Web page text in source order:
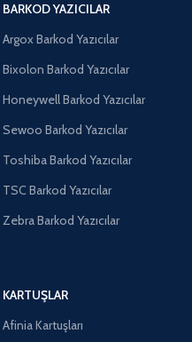
BARKOD YAZICILAR
Argox Barkod Yazıcılar
Bixolon Barkod Yazıcılar
Honeywell Barkod Yazıcılar
Sewoo Barkod Yazıcılar
Toshiba Barkod Yazıcılar
TSC Barkod Yazıcılar
Zebra Barkod Yazıcılar
KARTUŞLAR
Afinia Kartuşları